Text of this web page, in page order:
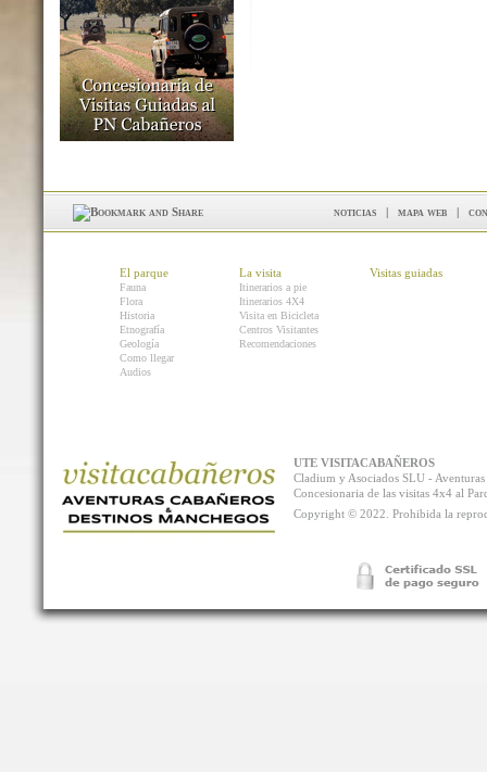
noticias | mapa web |
El parque
Fauna
Flora
Historia
Etnografía
Geología
Como llegar
Audios
La visita
Itinerarios a pie
Itinerarios 4X4
Visita en Bicicleta
Centros Visitantes
Recomendaciones
Visitas guiadas
UTE VISITACABAÑEROS
Cladium y Asociados SLU -
Concesionaria de las visitas 4x4 al
Copyright © 2022. Prohibida la